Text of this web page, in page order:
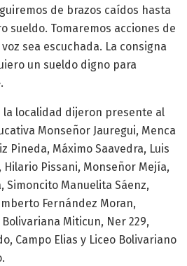
de brazos caídos hasta
sueldo. Tomaremos acciones de
sea escuchada. La consigna
un sueldo digno para
la localidad dijeron presente al
Monseñor Jauregui, Menca
Pineda, Máximo Saavedra, Luis
Hilario Pissani, Monseñor Mejía,
Simoncito Manuelita Sáenz,
Fernández Moran,
Miticun, Ner 229,
Campo Elias y Liceo Bolivariano